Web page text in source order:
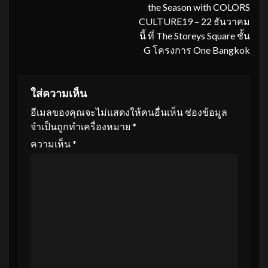
the Season with COLORS
CULTURE19 – 22 ธันวาคม
นี้ ที่ The Storeys Square ชั้น
G โครงการ One Bangkok
ใส่ความเห็น
อีเมลของคุณจะไม่แสดงให้คนอื่นเห็น ช่องข้อมูล
จำเป็นถูกทำเครื่องหมาย *
ความเห็น*